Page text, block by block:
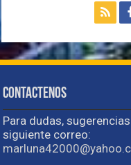
Contactenos
Para dudas,
siguiente correo: